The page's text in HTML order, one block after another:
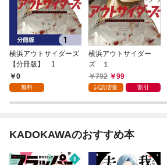
横浜アウトサイダーズ
【分冊版】 1
0
無料
横浜アウトサイダー
ズ １
792
99
試読増量 割引
KADOKAWAのおすすめ本